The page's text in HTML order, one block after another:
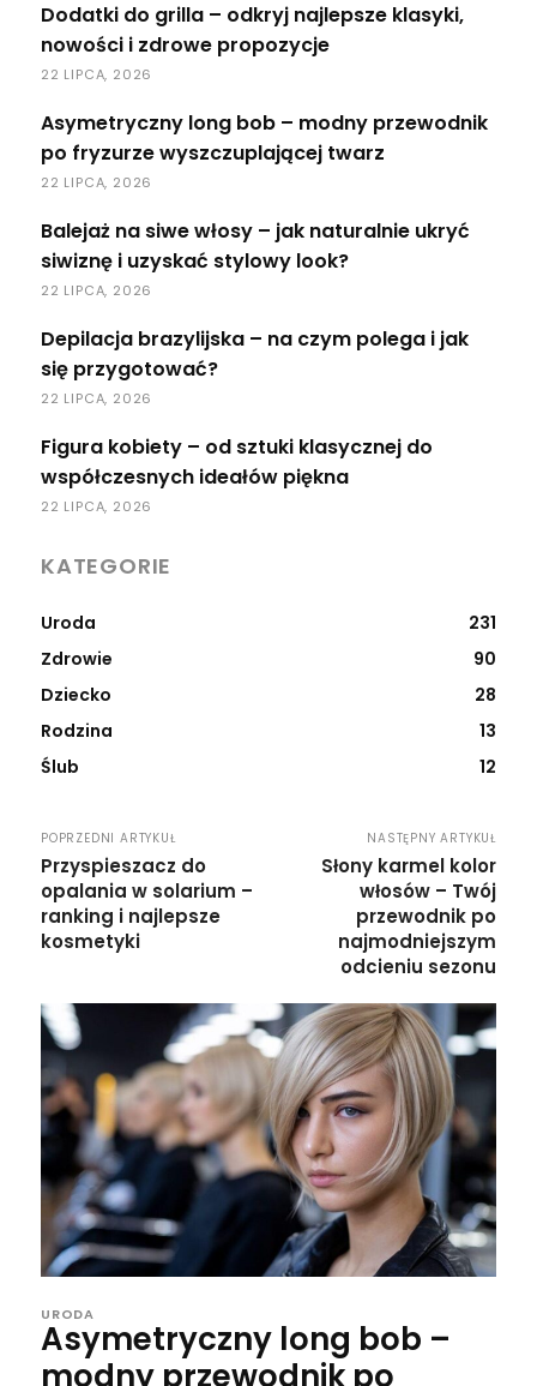
Dodatki do grilla – odkryj najlepsze klasyki,
nowości i zdrowe propozycje
22 LIPCA, 2026
Asymetryczny long bob – modny przewodnik
po fryzurze wyszczuplającej twarz
22 LIPCA, 2026
Balejaż na siwe włosy – jak naturalnie ukryć
siwiznę i uzyskać stylowy look?
22 LIPCA, 2026
Depilacja brazylijska – na czym polega i jak
się przygotować?
22 LIPCA, 2026
Figura kobiety – od sztuki klasycznej do
współczesnych ideałów piękna
22 LIPCA, 2026
KATEGORIE
Uroda
231
Zdrowie
90
Dziecko
28
Rodzina
13
Ślub
12
POPRZEDNI ARTYKUŁ
Przyspieszacz do
opalania w solarium –
ranking i najlepsze
kosmetyki
NASTĘPNY ARTYKUŁ
Słony karmel kolor
włosów – Twój
przewodnik po
najmodniejszym
odcieniu sezonu
URODA
Asymetryczny long bob –
modny przewodnik po